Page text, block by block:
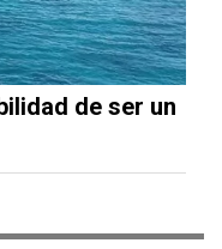
de ser un